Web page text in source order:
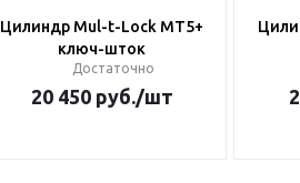
Цилиндр Mul-t-Lock MT5+
ключ-шток
Достаточно
20 450руб./шт